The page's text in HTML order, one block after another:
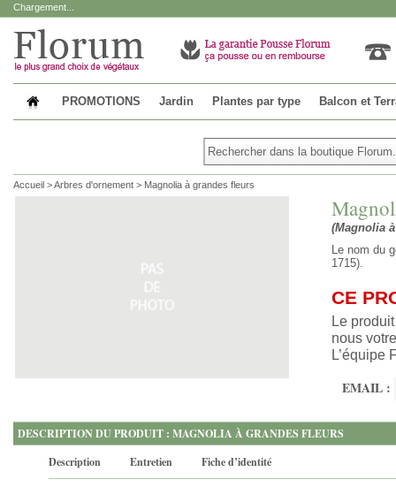
Chargement...
PROMOTIONS Jardin Plantes par type Balcon et
Accueil >Arbres d'ornement > Magnolia à grandes fleurs
(Magnolia
Le nom du
1715).
CE
Le
nous
L’équipe
EMAIL :
DESCRIPTION DU PRODUIT : MAGNOLIA À GRANDES FLEURS
Description
Entretien Fiche d’identité